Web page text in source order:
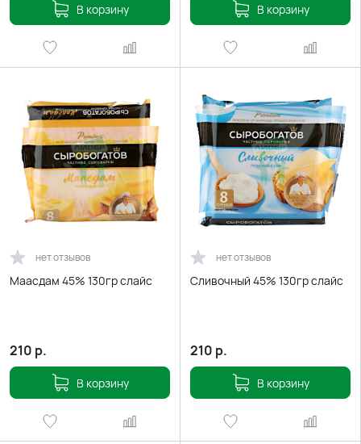
В корзину В корзину
нет отзывов
Маасдам 45% 130гр слайс
210 р.
В корзину
нет отзывов
Сливочный 45% 130гр слайс
210 р.
В корзину